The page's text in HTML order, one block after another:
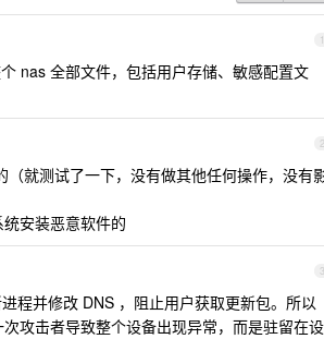
1
nas 全部文件，包括用户存储、敏感配置文
2
就测试了一下，没有做其他任何操作，没有
安装恶意软件的
3
程并修改 DNS ，阻止用户获取更新包。所以
攻击者导致整个设备出现异常，而是驻留在设